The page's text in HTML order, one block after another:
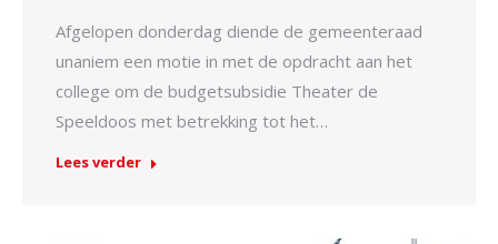
Afgelopen donderdag diende de gemeenteraad
unaniem een motie in met de opdracht aan het
college om de budgetsubsidie Theater de
Speeldoos met betrekking tot het…
Lees verder